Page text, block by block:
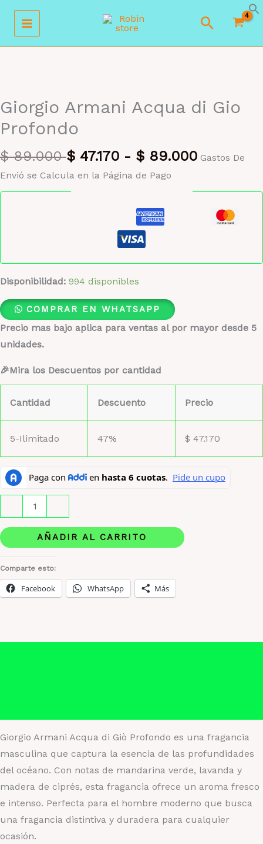
contenido
Buscar
Giorgio Armani Acqua di Gio
Profondo
$89.000 $ 47.170 - $ 89.000 Gastos De
Envió se Calcula en la Página de Pago
Disponibilidad: 994 disponibles
COMPRAR EN WHATSAPP
Precio mas bajo aplica para ventas al por mayor desde 5
unidades.
🎉Mira los Descuentos por cantidad
Cantidad Descuento Precio
5-Ilimitado 47% $ 47.170
Armani
Acqua
di
Gio
Profondo
cantidad
AÑADIR AL CARRITO
Comparte esto:
Facebook WhatsApp Más
Giorgio Armani Acqua di Giò Profondo es una fragancia
masculina que captura la esencia de las profundidades
del océano. Con notas de mandarina verde, lavanda y
madera de ciprés, esta fragancia ofrece un aroma fresco
e intenso. Perfecta para el hombre moderno que busca
una fragancia distintiva y duradera para cualquier
ocasión.